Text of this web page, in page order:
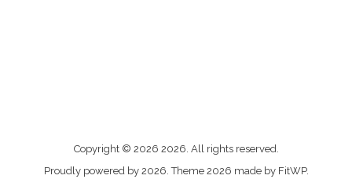
contacter
Copyright © 2026 2026. All rights reserved.
Proudly powered by 2026. Theme 2026 made by FitWP.